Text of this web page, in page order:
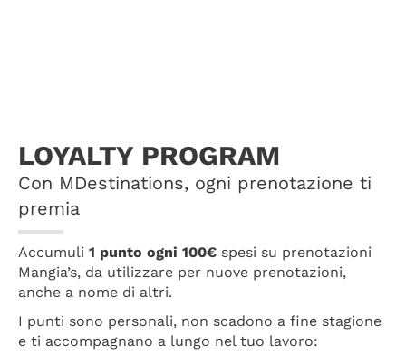
LOYALTY PROGRAM
Con MDestinations, ogni prenotazione ti
premia
Accumuli 1 punto ogni 100€ spesi su prenotazioni
Mangia’s, da utilizzare per nuove prenotazioni,
anche a nome di altri.
I punti sono personali, non scadono a fine stagione
e ti accompagnano a lungo nel tuo lavoro: